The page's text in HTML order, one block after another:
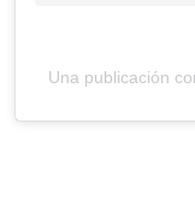
Una publicación